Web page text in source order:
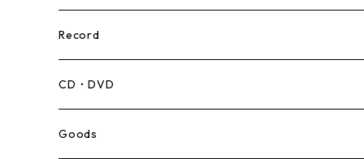
Record
Mento,Calypso,Ballad
Ska
CD・DVD
Goods